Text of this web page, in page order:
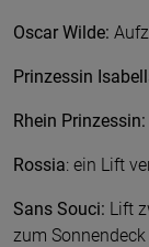
Oscar Wilde:
Prinzessin
Rhein Prinzessin:
Rossia: ein Lift
Sans Souci: Lift
zum Sonnendeck